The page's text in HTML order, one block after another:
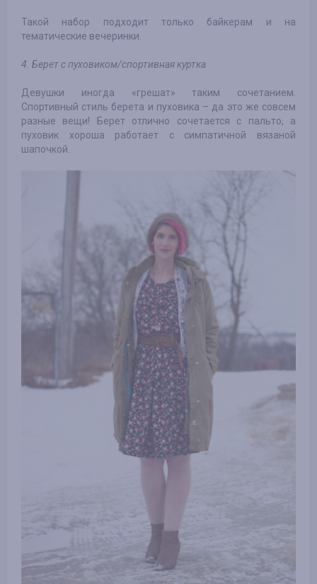
Такой набор подходит только байкерам и на
тематические вечеринки.
4. Берет с пуховиком/спортивная куртка
Девушки иногда «грешат» таким сочетанием.
Спортивный стиль берета и пуховика – да это же совсем
разные вещи! Берет отлично сочетается с пальто, а
пуховик хороша работает с симпатичной вязаной
шапочкой.